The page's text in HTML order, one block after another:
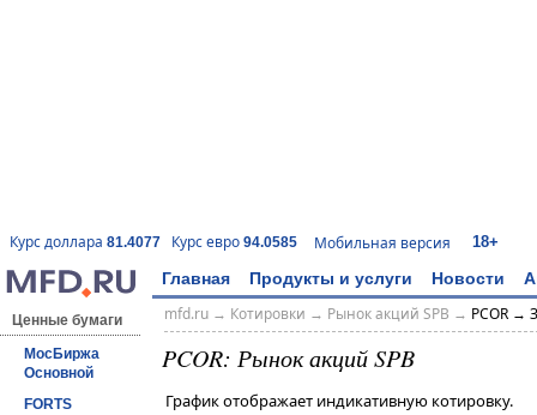
Курс доллара 81.4077 Курс евро 94.0585 Мобильная версия 18+
Главная Продукты и услуги Новости
Ценные бумаги
МосБиржа
Основной
FORTS
mfd.ru→ Котировки → Рынок акций SPB → PCOR →
PCOR: Рынок акций SPB
График отображает индикативную котировку.